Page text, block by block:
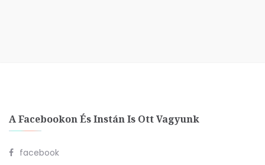
A Facebookon És Instán Is Ott Vagyunk
facebook